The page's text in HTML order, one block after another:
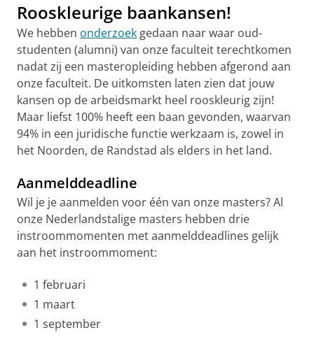
Rooskleurige baankansen!
We hebben onderzoek gedaan naar waar oud-
studenten (alumni) van onze faculteit terechtkomen
nadat zij een masteropleiding hebben afgerond aan
onze faculteit. De uitkomsten laten zien dat jouw
kansen op de arbeidsmarkt heel rooskleurig zijn!
Maar liefst 100% heeft een baan gevonden, waarvan
94% in een juridische functie werkzaam is, zowel in
het Noorden, de Randstad als elders in het land.
Aanmelddeadline
Wil je je aanmelden voor één van onze masters? Al
onze Nederlandstalige masters hebben drie
instroommomenten met aanmelddeadlines gelijk
aan het instroommoment:
1 februari
1 maart
1 september